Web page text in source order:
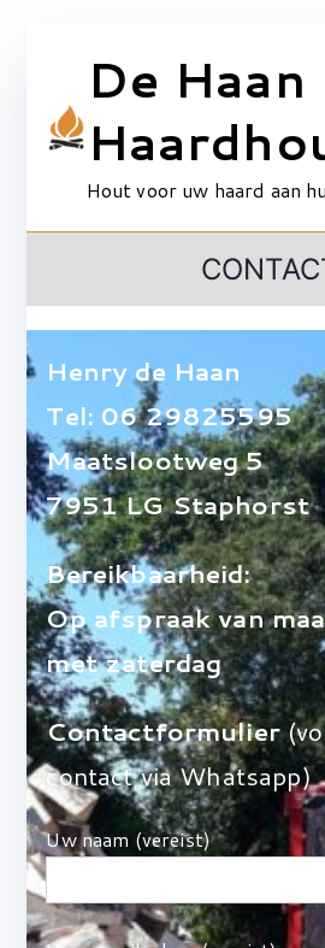
inhoud
De Haan
Hout voor uw haard aan
Henry de Haan
Tel: 06 29825595
Maatslootweg 5
7951 LG Staphorst
Bereikbaarheid:
Op afspraak van
met zaterdag
Contactformulier
contact via Whatsapp)
Uw naam (vereist)